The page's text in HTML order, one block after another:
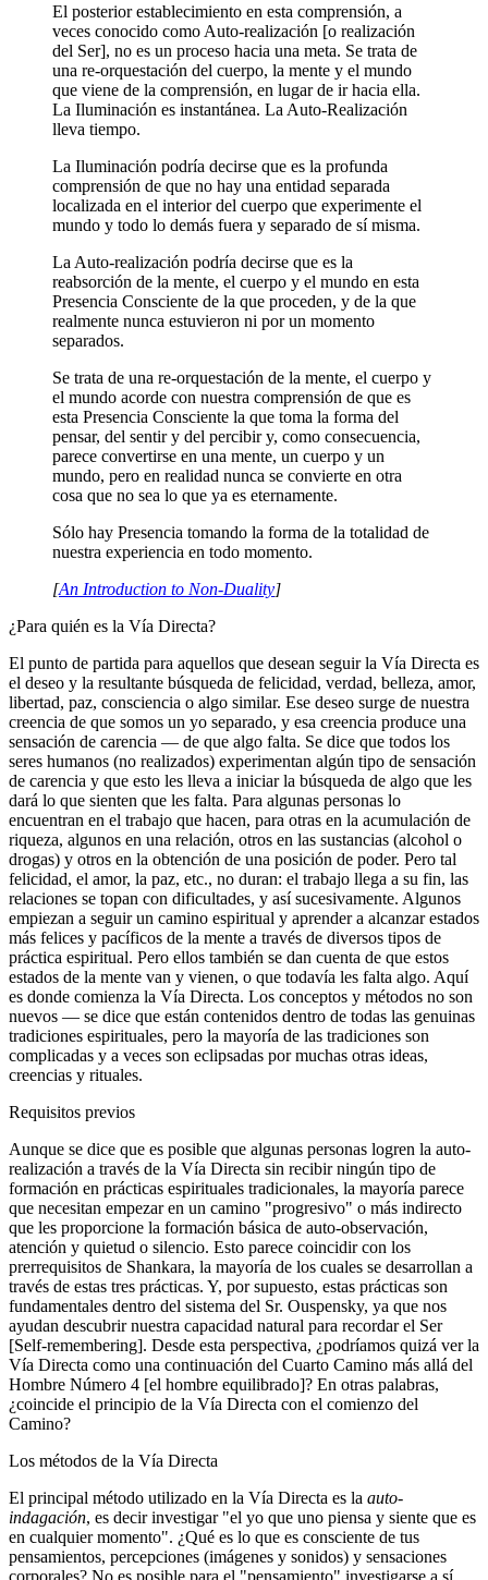
El posterior establecimiento en esta comprensión, a
veces conocido como Auto-realización [o realización
del Ser], no es un proceso hacia una meta. Se trata de
una re-orquestación del cuerpo, la mente y el mundo
que viene de la comprensión, en lugar de ir hacia ella.
La Iluminación es instantánea. La Auto-Realización
lleva tiempo.
La Iluminación podría decirse que es la profunda
comprensión de que no hay una entidad separada
localizada en el interior del cuerpo que experimente el
mundo y todo lo demás fuera y separado de sí misma.
La Auto-realización podría decirse que es la
reabsorción de la mente, el cuerpo y el mundo en esta
Presencia Consciente de la que proceden, y de la que
realmente nunca estuvieron ni por un momento
separados.
Se trata de una re-orquestación de la mente, el cuerpo y
el mundo acorde con nuestra comprensión de que es
esta Presencia Consciente la que toma la forma del
pensar, del sentir y del percibir y, como consecuencia,
parece convertirse en una mente, un cuerpo y un
mundo, pero en realidad nunca se convierte en otra
cosa que no sea lo que ya es eternamente.
Sólo hay Presencia tomando la forma de la totalidad de
nuestra experiencia en todo momento.
[An Introduction to Non-Duality]
¿Para quién es la Vía Directa?
El punto de partida para aquellos que desean seguir la Vía Directa es
el deseo y la resultante búsqueda de felicidad, verdad, belleza, amor,
libertad, paz, consciencia o algo similar. Ese deseo surge de nuestra
creencia de que somos un yo separado, y esa creencia produce una
sensación de carencia ― de que algo falta. Se dice que todos los
seres humanos (no realizados) experimentan algún tipo de sensación
de carencia y que esto les lleva a iniciar la búsqueda de algo que les
dará lo que sienten que les falta. Para algunas personas lo
encuentran en el trabajo que hacen, para otras en la acumulación de
riqueza, algunos en una relación, otros en las sustancias (alcohol o
drogas) y otros en la obtención de una posición de poder. Pero tal
felicidad, el amor, la paz, etc., no duran: el trabajo llega a su fin, las
relaciones se topan con dificultades, y así sucesivamente. Algunos
empiezan a seguir un camino espiritual y aprender a alcanzar estados
más felices y pacíficos de la mente a través de diversos tipos de
práctica espiritual. Pero ellos también se dan cuenta de que estos
estados de la mente van y vienen, o que todavía les falta algo. Aquí
es donde comienza la Vía Directa. Los conceptos y métodos no son
nuevos ― se dice que están contenidos dentro de todas las genuinas
tradiciones espirituales, pero la mayoría de las tradiciones son
complicadas y a veces son eclipsadas por muchas otras ideas,
creencias y rituales.
Requisitos previos
Aunque se dice que es posible que algunas personas logren la auto-
realización a través de la Vía Directa sin recibir ningún tipo de
formación en prácticas espirituales tradicionales, la mayoría parece
que necesitan empezar en un camino "progresivo" o más indirecto
que les proporcione la formación básica de auto-observación,
atención y quietud o silencio. Esto parece coincidir con los
prerrequisitos de Shankara, la mayoría de los cuales se desarrollan a
través de estas tres prácticas. Y, por supuesto, estas prácticas son
fundamentales dentro del sistema del Sr. Ouspensky, ya que nos
ayudan descubrir nuestra capacidad natural para recordar el Ser
[Self-remembering]. Desde esta perspectiva, ¿podríamos quizá ver la
Vía Directa como una continuación del Cuarto Camino más allá del
Hombre Número 4 [el hombre equilibrado]? En otras palabras,
¿coincide el principio de la Vía Directa con el comienzo del
Camino?
Los métodos de la Vía Directa
El principal método utilizado en la Vía Directa es la auto-
indagación, es decir investigar "el yo que uno piensa y siente que es
en cualquier momento". ¿Qué es lo que es consciente de tus
pensamientos, percepciones (imágenes y sonidos) y sensaciones
corporales? No es posible para el "pensamiento" investigarse a sí